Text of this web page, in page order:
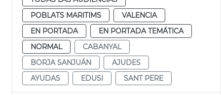
POBLATS MARITIMS
VALENCIA
EN PORTADA
EN PORTADA TEMÁTICA
NORMAL
CABANYAL
BORJA SANJUÁN
AJUDES
AYUDAS
EDUSI SANT PERE